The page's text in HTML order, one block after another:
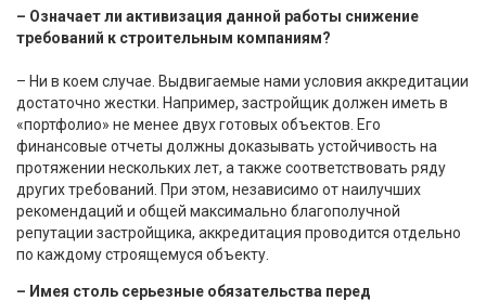
– Означает ли активизация данной работы снижение
требований к строительным компаниям?
– Ни в коем случае. Выдвигаемые нами условия аккредитации
достаточно жестки. Например, застройщик должен иметь в
«портфолио» не менее двух готовых объектов. Его
финансовые отчеты должны доказывать устойчивость на
протяжении нескольких лет, а также соответствовать ряду
других требований. При этом, независимо от наилучших
рекомендаций и общей максимально благополучной
репутации застройщика, аккредитация проводится отдельно
по каждому строящемуся объекту.
– Имея столь серьезные обязательства перед